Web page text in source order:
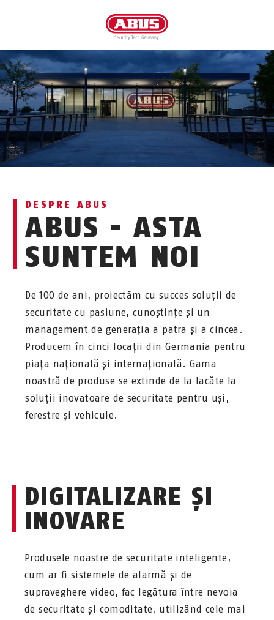
DESPRE ABUS
ABUS - ASTA
SUNTEM NOI
De 100 de ani, proiectăm cu succes soluții de
securitate cu pasiune, cunoștințe și un
management de generația a patra și a cincea.
Producem în cinci locații din Germania pentru
piața națională și internațională. Gama
noastră de produse se extinde de la lacăte la
soluții inovatoare de securitate pentru uși,
ferestre și vehicule.
DIGITALIZARE ȘI
INOVARE
Produsele noastre de securitate inteligente,
cum ar fi sistemele de alarmă și de
supraveghere video, fac legătura între nevoia
de securitate și comoditate, utilizând cele mai